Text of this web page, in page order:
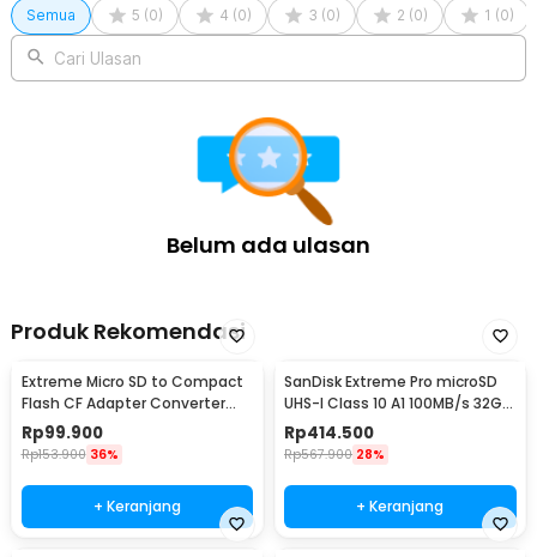
Semua 5 (0) 4 (0) 3 (0) 2 (0) 1 (0)
Cari Ulasan
Belum ada ulasan
Produk Rekomendasi
Extreme Micro SD to Compact
Flash CF Adapter Converter
Type I UDMA - TSR58
Rp99.900
Rp153.900 36%
+ Keranjang
SanDisk Extreme Pro microSD
UHS-I Class 10 A1 100MB/s 32GB
- SDSQXCG
Rp414.500
Rp567.900 28%
+ Keranjang